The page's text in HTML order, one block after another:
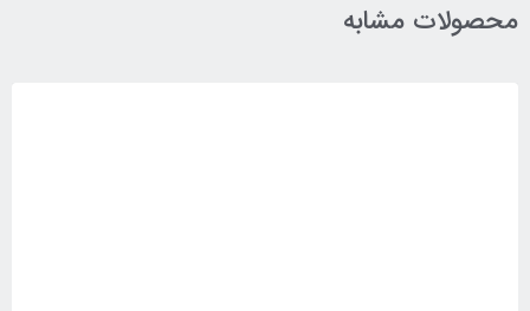
محصولات مشابه